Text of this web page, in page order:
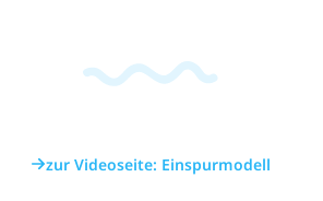
zur Videoseite: Einspurmodell